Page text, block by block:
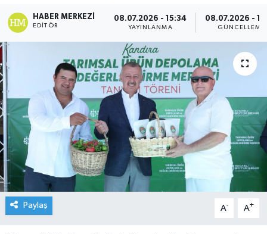
HABER MERKEZI
EDITÖR
08.07.2026 - 15:34
YAYINLANMA
08.07.2026 -
GÜNCELLEME
Paylaş A- A+